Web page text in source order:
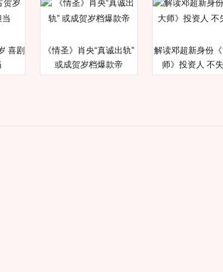
喜剧
《情圣》肖央“真诚出轨”
或成贺岁档爆款帝
解读邓超新身份
师》投资人 不